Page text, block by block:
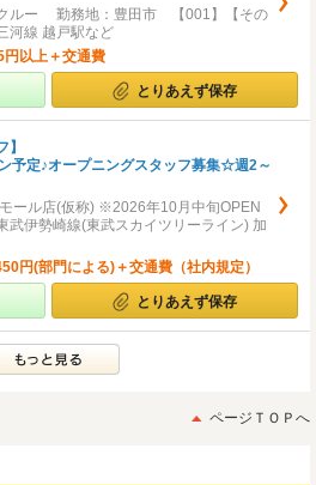
ルー 勤務地：豊田市 【001】【その
河線 越戸駅など
以上＋交通費
とりあえず保存
】
予定♪オープニングスタッフ募集☆週2～
ール店(仮称) ※2026年10月中旬OPEN
武伊勢崎線(東武スカイツリーライン) 加
円(部門による)＋交通費（社内規定）
とりあえず保存
ページＴＯＰへ